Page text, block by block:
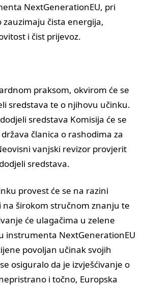
NextGenerationEU, pri
zauzimaju čista energija,
i čist prijevoz.
praksom, okvirom će se
sredstava te o njihovu učinku.
sredstava Komisija će se
članica o rashodima za
vanjski revizor provjerit
sredstava.
provest će se na razini
na širokom stručnom znanju te
će ulagačima u zelene
instrumenta NextGenerationEU
povoljan učinak svojih
osiguralo da je izvješćivanje o
i točno, Europska